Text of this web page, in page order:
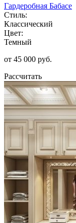
Гардеробная Бабасе
Стиль:
Классический
Цвет:
Темный
от 45 000 руб.
Рассчитать